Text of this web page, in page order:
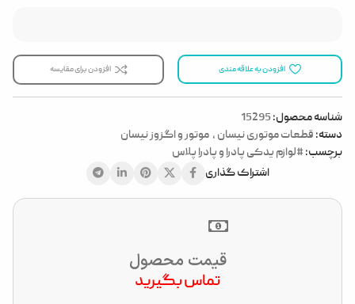
افزودن به علاقه مندی افزودن برای مقایسه
شناسه محصول:15295
دسته: قطعات موتوری نیسان , موتور و اگزوز نیسان
برچسب:#لوازم یدکی پادرا و پادرا پلاس
اشتراک گذاری
قیمت محصول
تماس بگیرید